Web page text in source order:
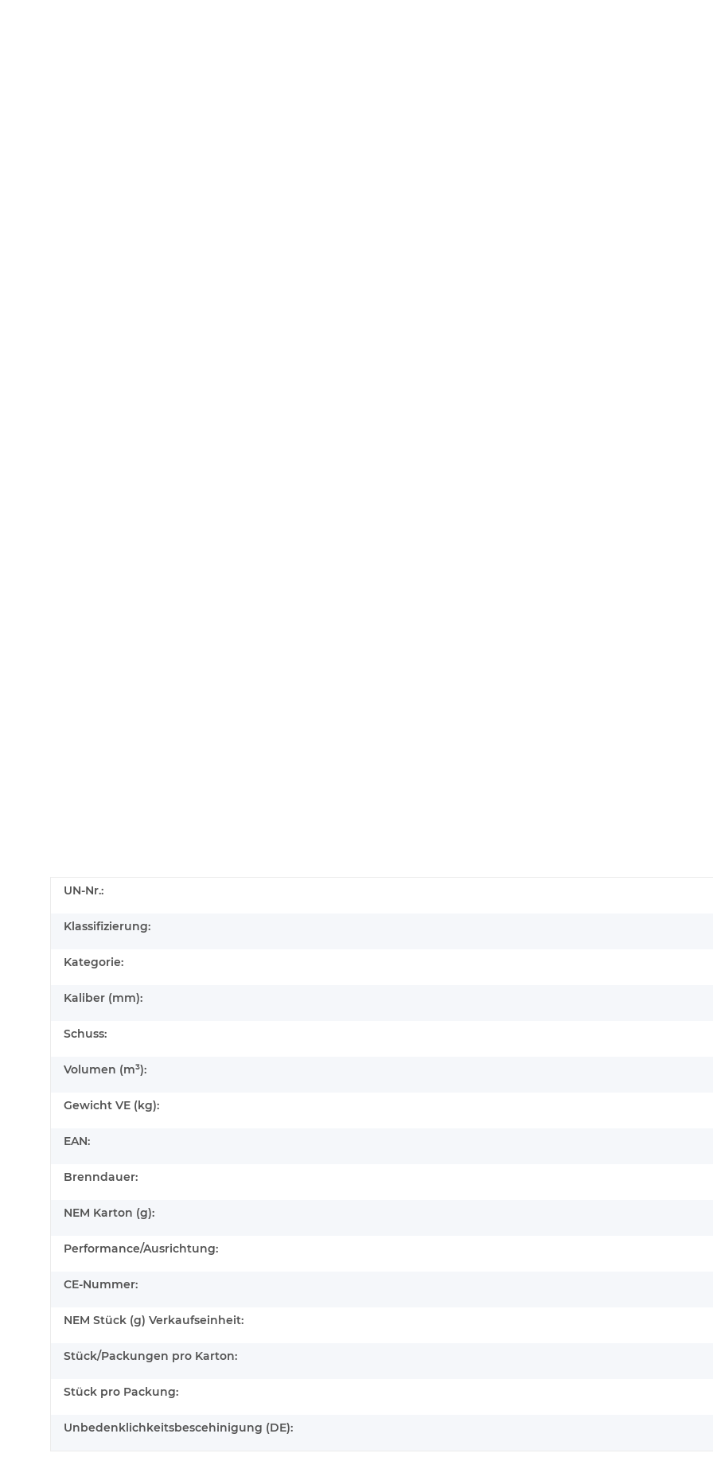
UN-Nr.:
Klassifizierung:
Kategorie:
Kaliber (mm):
Schuss:
Volumen (m³):
Gewicht VE (kg):
EAN:
Brenndauer:
NEM Karton (g):
Performance/Ausrichtung:
CE-Nummer:
NEM Stück (g) Verkaufseinheit:
Stück/Packungen pro Karton:
Stück pro Packung:
Unbedenklichkeitsbescehinigung (DE):